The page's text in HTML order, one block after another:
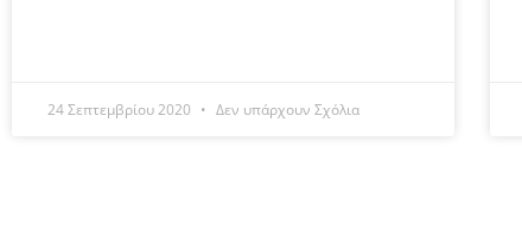
24 Σεπτεμβρίου 2020 Δεν υπάρχουν Σχόλια